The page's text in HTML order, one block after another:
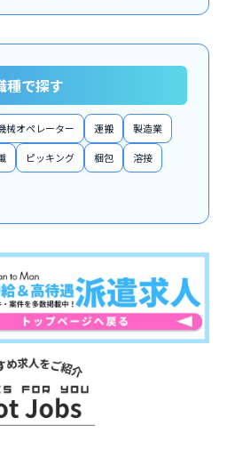
種で探す
械オペレーター 運搬 製造業
ピッキング 梱包 溶接